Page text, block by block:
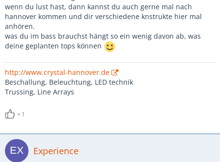
wenn du lust hast, dann kannst du auch gerne mal nach
hannover kommen und dir verschiedene knstrukte hier mal
anhören.
was du im bass brauchst hängt so ein wenig davon ab, was
deine geplanten tops können
http://www.crystal-hannover.de
Beschallung, Beleuchtung, LED technik
Trussing, Line Arrays
1
Experience